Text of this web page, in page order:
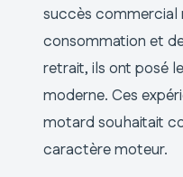
succès commercial
consommation et
retrait, ils ont posé
moderne. Ces
motard souhaitait
caractère moteur.